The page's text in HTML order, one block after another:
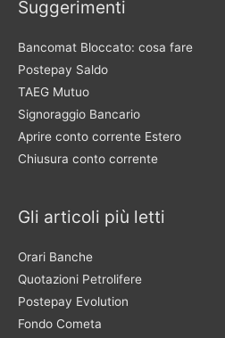
Suggerimenti
Bancomat Bloccato: cosa fare
Postepay Saldo
TAEG Mutuo
Signoraggio Bancario
Aprire conto corrente Estero
Chiusura conto corrente
Gli articoli più letti
Orari Banche
Quotazioni Petrolifere
Postepay Evolution
Fondo Cometa